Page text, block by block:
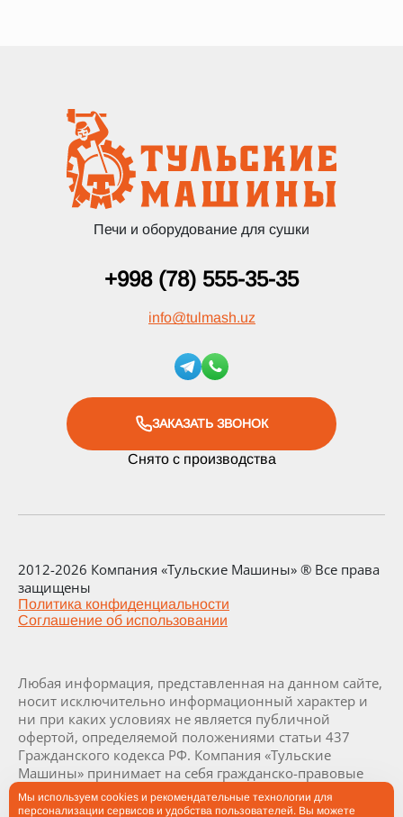
Печи и оборудование для сушки
+998 (78) 555-35-35
info@tulmash.uz
ЗАКАЗАТЬ ЗВОНОК
Снято с производства
2012-2026 Компания «Тульские Машины» ® Все права
защищены
Политика конфиденциальности
Соглашение об использовании
Любая информация, представленная на данном сайте,
носит исключительно информационный характер и
ни при каких условиях не является публичной
офертой, определяемой положениями статьи 437
Гражданского кодекса РФ. Компания «Тульские
Машины» принимает на себя гражданско-правовые
обязательства исключительно в результате отдельно
и специально совершенных сделок. Визуализация и
Мы используем cookies и рекомендательные технологии для
персонализации сервисов и удобства пользователей. Вы можете